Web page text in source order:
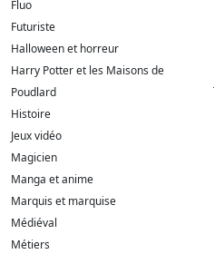
Fluo
Futuriste
Halloween et horreur
Harry Potter et les Maisons de
Poudlard
Histoire
Jeux vidéo
Magicien
Manga et anime
Marquis et marquise
Médiéval
Métiers